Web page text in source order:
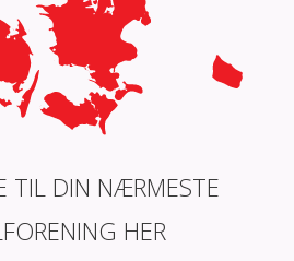
TIL DIN NÆRMESTE
HER